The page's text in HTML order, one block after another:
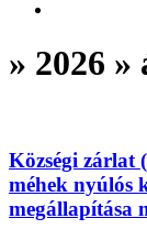
» 2026
Községi zárlat
méhek nyúlós
megállapítása